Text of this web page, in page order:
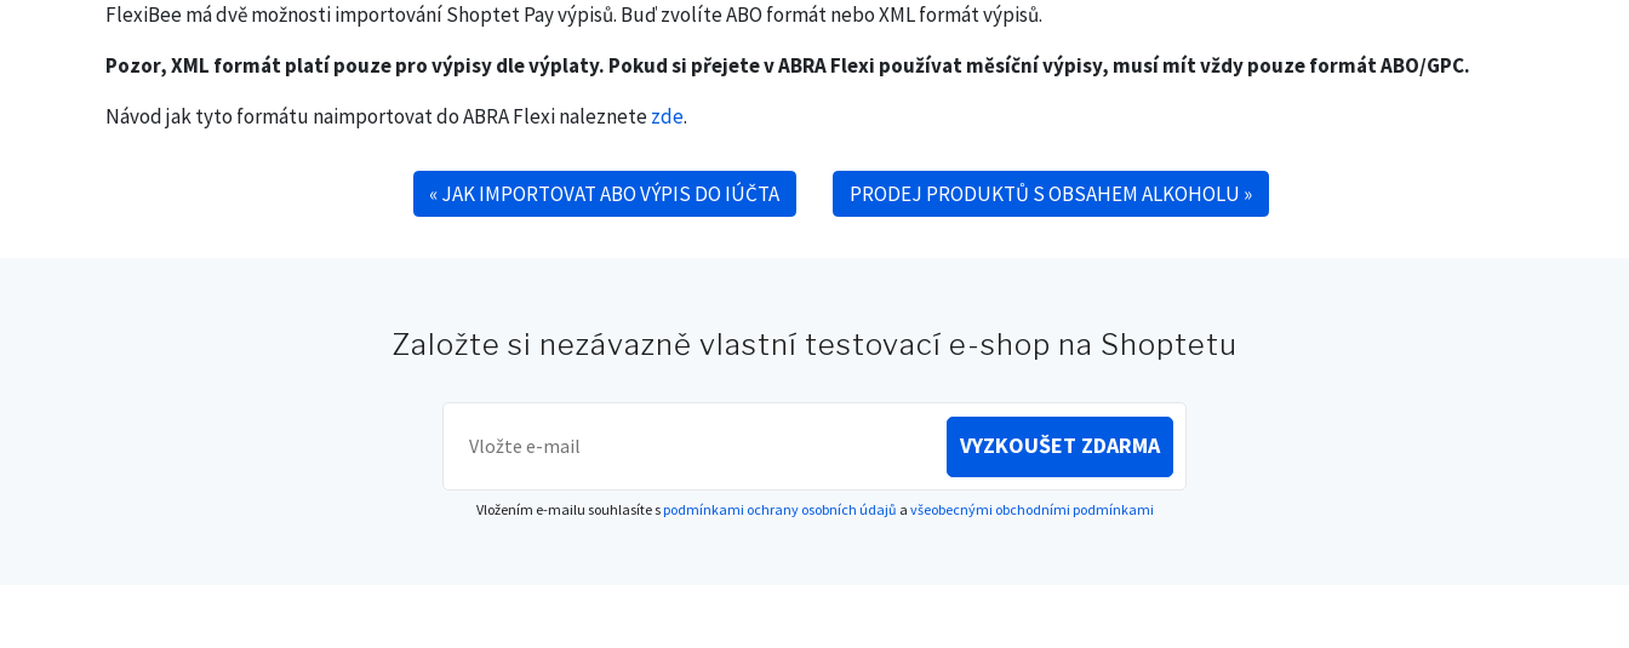
FlexiBee má dvě možnosti importování Shoptet Pay výpisů. Buď zvolíte ABO formát nebo XML formát výpisů.
Pozor, XML formát platí pouze pro výpisy dle výplaty. Pokud si přejete v ABRA Flexi používat měsíční výpisy, musí mít vždy pouze formát ABO/GPC.
Návod jak tyto formátu naimportovat do ABRA Flexi naleznetezde.
«JAK IMPORTOVAT ABO VÝPIS DO IÚČTA PRODEJ PRODUKTŮ S OBSAHEM ALKOHOLU »
Založte si nezávazně vlastní testovací e-shop na Shoptetu
VYZKOUŠET ZDARMA
Vložením e-mailu souhlasíte spodmínkami ochrany osobních údajů a všeobecnými obchodními podmínkami